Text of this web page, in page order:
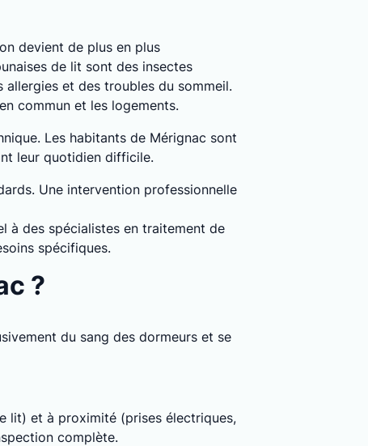
devient de plus en plus
de lit sont des insectes
allergies et des troubles du sommeil.
commun et les logements.
Les habitants de Mérignac sont
leur quotidien difficile.
Une intervention professionnelle
à des spécialistes en traitement de
spécifiques.
?
du sang des dormeurs et se
lit) et à proximité (prises électriques,
complète.